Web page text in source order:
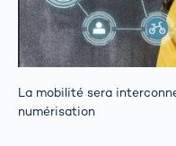
La mobilité sera
numérisation